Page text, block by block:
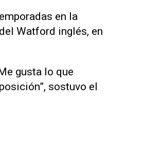
en la
Watford inglés, en
gusta lo que
sostuvo el